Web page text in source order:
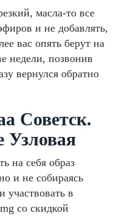
масла-то все
и не добавлять,
вас опять берут на
недели, позвонив
вернулся обратно
Советск.
Узловая
на себя образ
и не собираясь
участвовать в
со скидкой